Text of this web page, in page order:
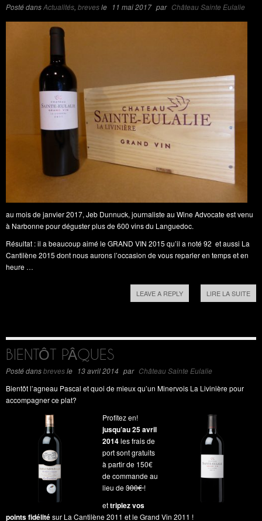
Posté dansActualités, brevesle 11 mai 2017 par Château Sainte Eulalie
au mois de janvier 2017, Jeb Dunnuck, journaliste au Wine Advocate est venu
à Narbonne pour déguster plus de 600 vins du Languedoc.
Résultat : il a beaucoup aimé le GRAND VIN 2015 qu’il a noté 92 et aussi La
Cantilène 2015 dont nous aurons l’occasion de vous reparler en temps et en
heure …
LIRE LA SUITE
LEAVE A REPLY
BIENTÔT PÂQUES
Posté dansbrevesle 13 avril 2014 par Château Sainte Eulalie
Bientôt l’agneau Pascal et quoi de mieux qu’un Minervois La Livinière pour
accompagner ce plat?
Profitez en!
jusqu’au 25 avril
2014les frais de
port sont gratuits
à partir de 150€
de commande au
lieu de300€!
ettriplez vos
points fidélitésur La Cantilène 2011 et le Grand Vin 2011 !